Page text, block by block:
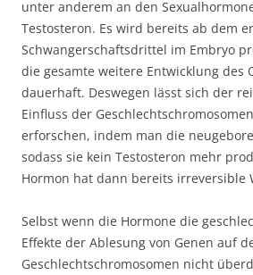
unter anderem an den
Testosteron. Es wird bereits ab dem
Schwangerschaftsdrittel im Embryo
die gesamte weitere Entwicklung des
dauerhaft. Deswegen lässt sich der
Einfluss der
erforschen, indem man die
sodass sie kein Testosteron mehr
Hormon hat dann bereits irreversible
Selbst wenn die Hormone die
Effekte der Ablesung von Genen auf
Geschlechtschromosomen nicht